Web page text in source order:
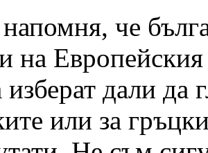
че
на
дали да
или за